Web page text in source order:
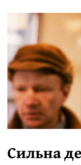
Сильна